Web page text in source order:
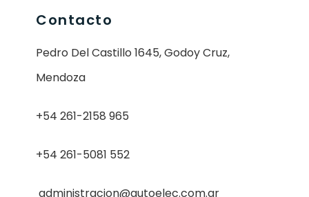
Contacto
Pedro Del Castillo 1645, Godoy Cruz,
Mendoza
+54 261-2158 965
+54 261-5081 552
administracion@autoelec.com.ar